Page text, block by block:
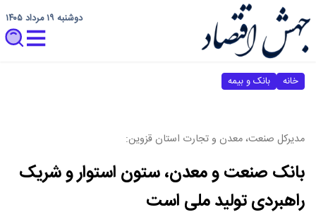
دوشنبه ۱۹ مرداد ۱۴۰۵
خانه بانک و بیمه
مدیرکل صنعت، معدن و تجارت استان قزوین:
بانک صنعت و معدن، ستون استوار و شریک
راهبردی تولید ملی است